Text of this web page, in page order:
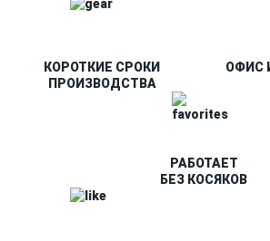
КОРОТКИЕ СРОКИ
ПРОИЗВОДСТВА
ОФИС
РАБОТАЕТ
БЕЗ КОСЯКОВ